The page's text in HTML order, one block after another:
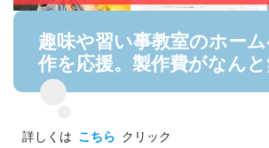
趣味や習い事教室のホー
作を応援。製作費がなんと
詳しくは こちら クリック